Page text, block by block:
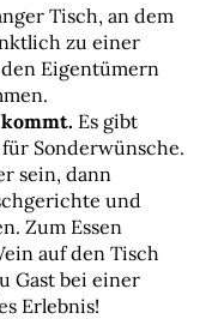
Tisch, an dem
zu einer
Eigentümern
Es gibt
Sonderwünsche.
sein, dann
und
Zum Essen
auf den Tisch
Gast bei einer
Erlebnis!